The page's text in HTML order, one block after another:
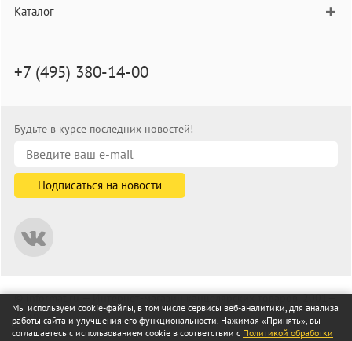
Каталог
+7 (495) 380-14-00
Будьте в курсе последних новостей!
© informat.ru — Интернет-магазин канцелярских товаров. 2001—
2026
Все права защищены
Мы используем cookie-файлы, в том числе сервисы веб-аналитики, для анализа
работы сайта и улучшения его функциональности. Нажимая «Принять», вы
соглашаетесь с использованием cookie в соответствии с Политикой обработки